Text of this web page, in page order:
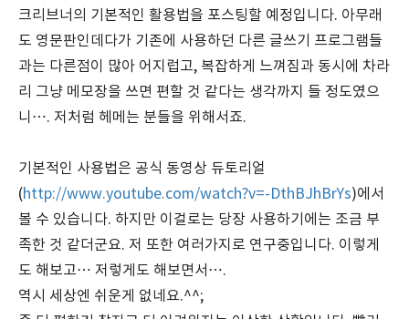
크리브너의 기본적인 활용법을 포스팅할 예정입니다. 아무래
도 영문판인데다가 기존에 사용하던 다른 글쓰기 프로그램들
과는 다른점이 많아 어지럽고, 복잡하게 느껴짐과 동시에 차라
리 그냥 메모장을 쓰면 편할 것 같다는 생각까지 들 정도였으
니…. 저처럼 헤메는 분들을 위해서죠.
기본적인 사용법은 공식 동영상 듀토리얼
(http://www.youtube.com/watch?v=-DthBJhBrYs)에서
볼 수 있습니다. 하지만 이걸로는 당장 사용하기에는 조금 부
족한 것 같더군요. 저 또한 여러가지로 연구중입니다. 이렇게
도 해보고… 저렇게도 해보면서….
역시 세상엔 쉬운게 없네요.^^;